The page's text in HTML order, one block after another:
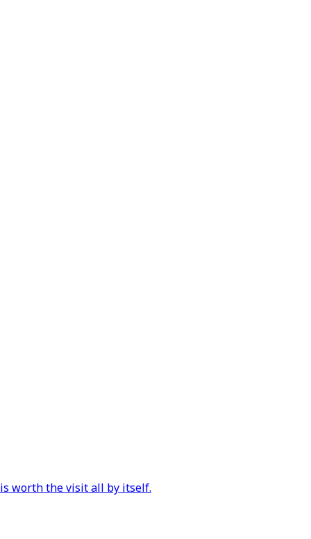
worth the visit all by itself.